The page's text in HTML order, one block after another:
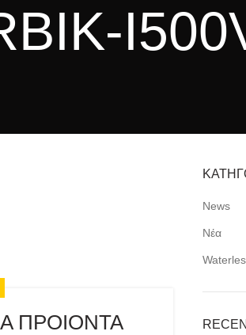
ΠΡΟΙΟΝΤΑ
News
Νέα